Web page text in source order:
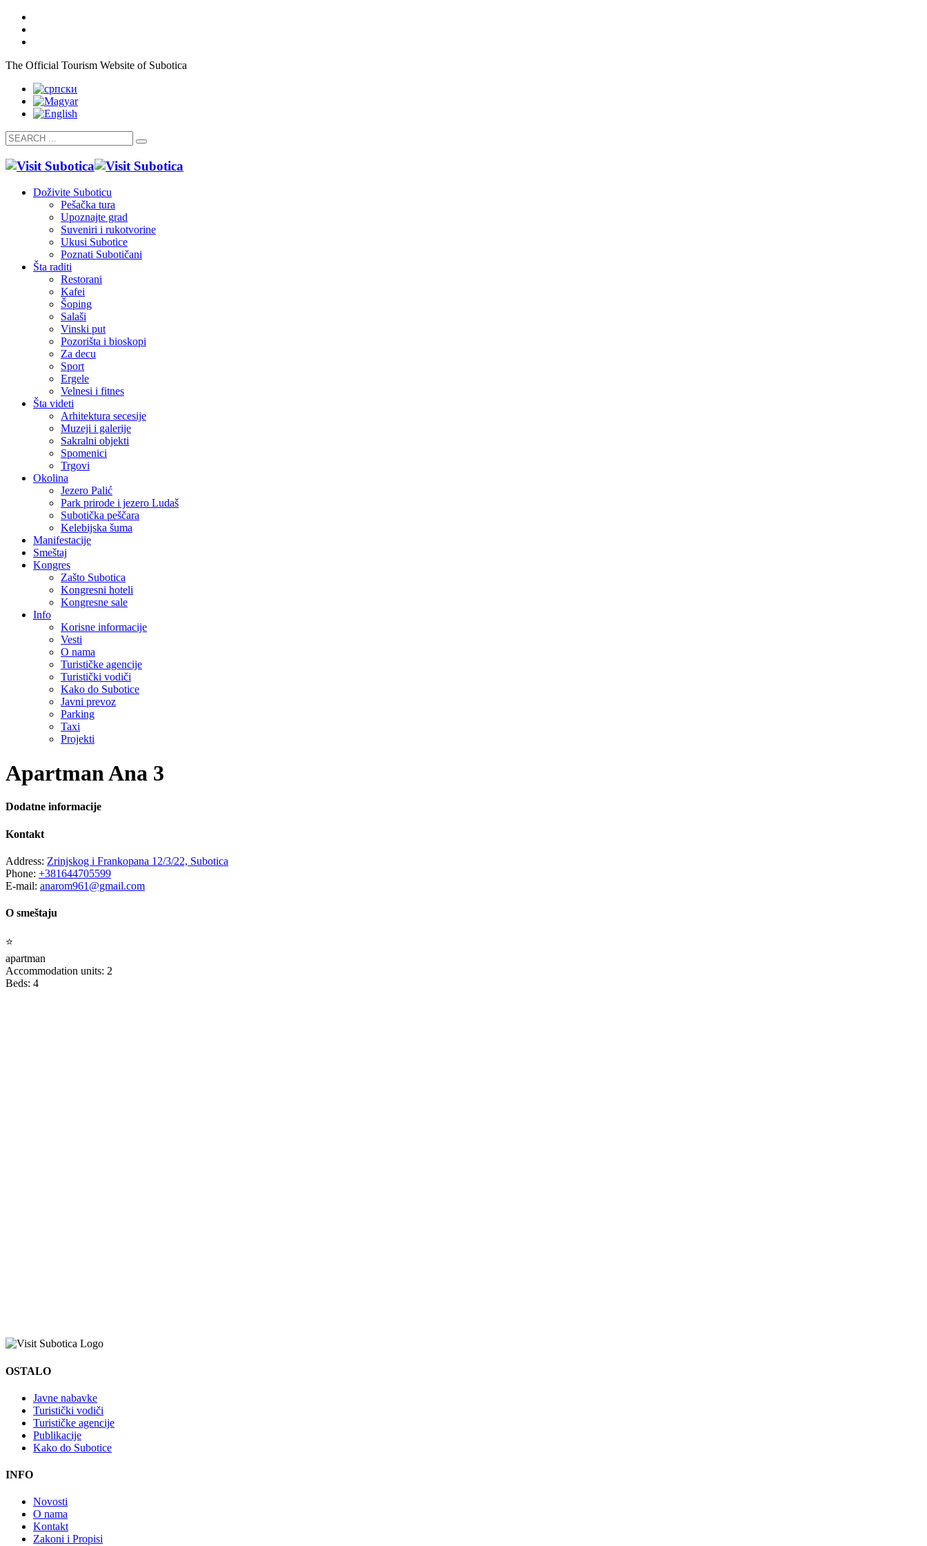
The Official Tourism Website of Subotica
Doživite Suboticu
Pešačka tura
Upoznajte grad
Suveniri i rukotvorine
Ukusi Subotice
Poznati Subotičani
Šta raditi
Restorani
Kafei
Šoping
Salaši
Vinski put
Pozorišta i bioskopi
Za decu
Sport
Ergele
Velnesi i fitnes
Šta videti
Arhitektura secesije
Muzeji i galerije
Sakralni objekti
Spomenici
Trgovi
Okolina
Jezero Palić
Park prirode i jezero Ludaš
Subotička peščara
Kelebijska šuma
Manifestacije
Smeštaj
Kongres
Zašto Subotica
Kongresni hoteli
Kongresne sale
Info
Korisne informacije
Vesti
O nama
Turističke agencije
Turistički vodiči
Kako do Subotice
Javni prevoz
Parking
Taxi
Projekti
Apartman Ana 3
Dodatne informacije
Kontakt
Address: Zrinjskog i Frankopana 12/3/22, Subotica
Phone: +381644705599
E-mail: anarom961@gmail.com
O smeštaju
⭐
apartman
Accommodation units: 2
Beds: 4
OSTALO
Javne nabavke
Turistički vodiči
Turističke agencije
Publikacije
Kako do Subotice
INFO
Novosti
O nama
Kontakt
Zakoni i Propisi